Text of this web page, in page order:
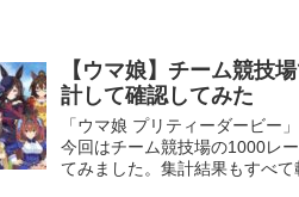
【ウマ娘】チーム競技
計して確認してみた
「ウマ娘 プリティーダービー
今回はチーム競技場の1000レ
てみました。集計結果もすべ